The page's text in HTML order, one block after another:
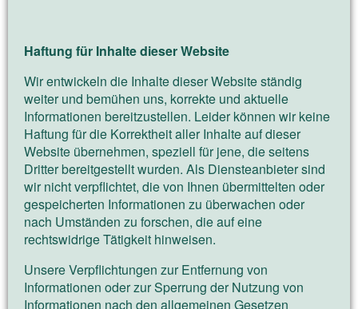
Haftung für Inhalte dieser Website
Wir entwickeln die Inhalte dieser Website ständig
weiter und bemühen uns, korrekte und aktuelle
Informationen bereitzustellen. Leider können wir keine
Haftung für die Korrektheit aller Inhalte auf dieser
Website übernehmen, speziell für jene, die seitens
Dritter bereitgestellt wurden. Als Diensteanbieter sind
wir nicht verpflichtet, die von Ihnen übermittelten oder
gespeicherten Informationen zu überwachen oder
nach Umständen zu forschen, die auf eine
rechtswidrige Tätigkeit hinweisen.
Unsere Verpflichtungen zur Entfernung von
Informationen oder zur Sperrung der Nutzung von
Informationen nach den allgemeinen Gesetzen